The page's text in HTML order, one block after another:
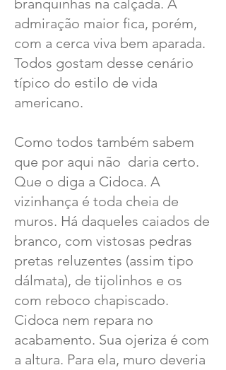
branquinhas na calçada. A
admiração maior fica, porém,
com a cerca viva bem aparada.
Todos gostam desse cenário
típico do estilo de vida
americano.
Como todos também sabem
que por aqui não daria certo.
Que o diga a Cidoca. A
vizinhança é toda cheia de
muros. Há daqueles caiados de
branco, com vistosas pedras
pretas reluzentes (assim tipo
dálmata), de tijolinhos e os
com reboco chapiscado.
Cidoca nem repara no
acabamento. Sua ojeriza é com
a altura. Para ela, muro deveria